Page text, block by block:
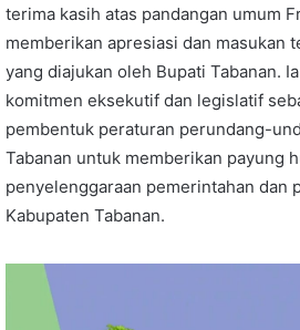
terima kasih atas pandangan umum
memberikan apresiasi dan masukan
yang diajukan oleh Bupati Tabanan.
komitmen eksekutif dan legislatif
pembentuk peraturan perundang-
Tabanan untuk memberikan payung
penyelenggaraan pemerintahan dan
Kabupaten Tabanan.